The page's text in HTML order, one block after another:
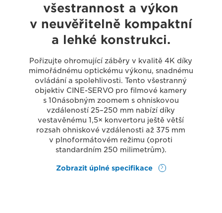
všestrannost a výkon
v neuvěřitelně kompaktní
a lehké konstrukci.
Pořizujte ohromující záběry v kvalitě 4K díky
mimořádnému optickému výkonu, snadnému
ovládání a spolehlivosti. Tento všestranný
objektiv CINE-SERVO pro filmové kamery
s 10násobným zoomem s ohniskovou
vzdáleností 25–250 mm nabízí díky
vestavěnému 1,5× konvertoru ještě větší
rozsah ohniskové vzdálenosti až 375 mm
v plnoformátovém režimu (oproti
standardním 250 milimetrům).
Zobrazit úplné specifikace